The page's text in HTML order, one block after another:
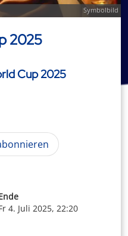
Symbolbild
2025
Cup 2025
4. Juli 2025, 22:20